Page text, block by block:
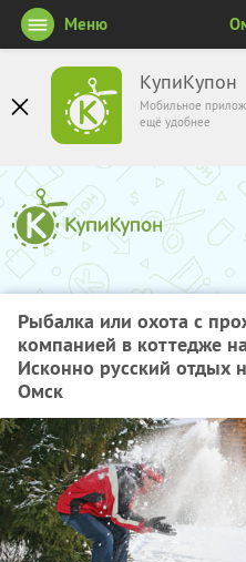
КупиКупон
Мобильное
ещё удобнее
Меню
Рыбалка или охота с
компанией в коттедже
Исконно русский отдых
Омск